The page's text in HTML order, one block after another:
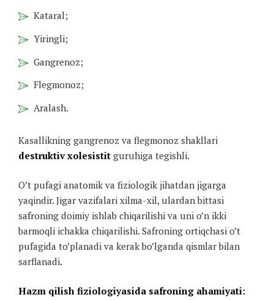
Kataral;
Yiringli;
Gangrenoz;
Flegmonoz;
Aralash.
Kasallikning gangrenoz va flegmonoz shakllari
destruktiv xolesistit guruhiga tegishli.
O’t pufagi anatomik va fiziologik jihatdan jigarga
yaqindir. Jigar vazifalari xilma-xil, ulardan bittasi
safroning doimiy ishlab chiqarilishi va uni o’n ikki
barmoqli ichakka chiqarilishi. Safroning ortiqchasi o’t
pufagida to’planadi va kerak bo’lganda qismlar bilan
sarflanadi.
Hazm qilish fiziologiyasida safroning ahamiyati: